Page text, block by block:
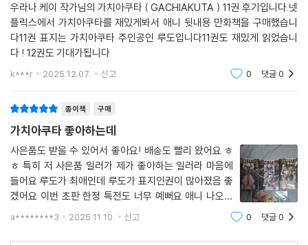
우라나 케이 작가님의 가치아쿠타 ( GACHIAKUTA ) 11권 후기입니다.넷
플릭스에서 가치아쿠타를 재밌게봐서 애니 뒷내용 만화책을 구매했습니
다11권 표지는 가치아쿠타 주인공인 루도입니다11권도 재밌게 읽었습니
다 ! 12권도 기대가됩니다
k***r 2025.12.07. 신고 0 댓글0
종이책 구매
가치아쿠타 좋아하는데
사은품도 받을 수 있어서 좋아요! 배송도 빨리 왔어요 ㅎ
ㅎ 특히 저 사은품 일러가 제가 좋아하는 일러라 마음에
들어요 루도가 최애인데 루도가 표지인권이 많아졌음 좋
겠어요 이번 초판 한정 특전도 너무 예뻐요 애니 나오기
시작하면서 인기 많아진 것 같아서기분이 좋네요
a********3 2025.11.10. 신고 0 댓글0